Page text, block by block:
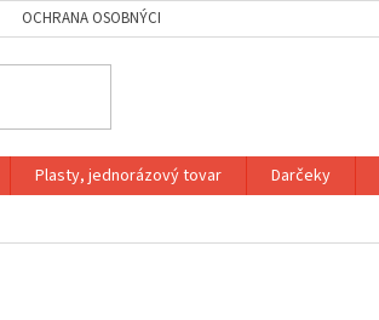
OCHRANA OSOBNÝCH ÚDAJOV
Plasty, jednorázový tovar Darčeky